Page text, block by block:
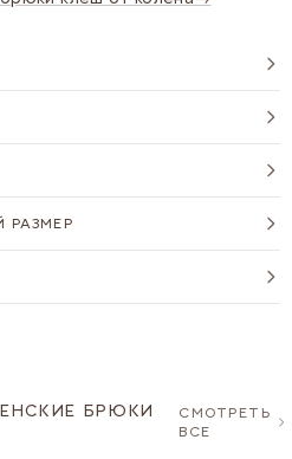
РАЗМЕР
БРЮКИ
СМОТРЕТЬ
ВСЕ